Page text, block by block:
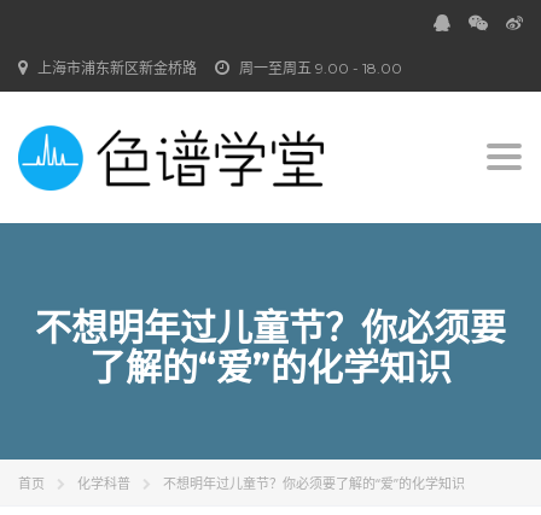
周一至周五 9.00 - 18.00
上海市浦东新区新金桥路
不想明年过儿童节？你必须要
了解的“爱”的化学知识
首页 化学科普 不想明年过儿童节？你必须要了解的“爱”的化学知识